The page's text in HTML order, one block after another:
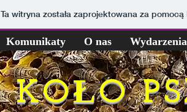
Ta witryna została zaprojektowana za
KOŁO
Komunikaty O nas Wydarzenia